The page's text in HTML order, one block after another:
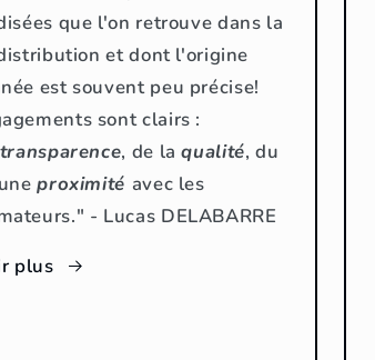
que l'on retrouve dans la
et dont l'origine
est souvent peu précise!
sont clairs :
transparence, de laqualité, du
proximité avec les
- Lucas DELABARRE
plus